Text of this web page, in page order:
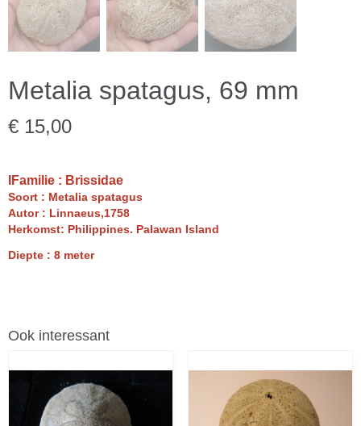
Metalia spatagus, 69 mm
€ 15,00
IFamilie : Brissidae
Soort : Metalia spatagus
Autor : Linnaeus,1758
Herkomst: Philippines. Palawan Island
Diepte : 8 meter
Ook interessant